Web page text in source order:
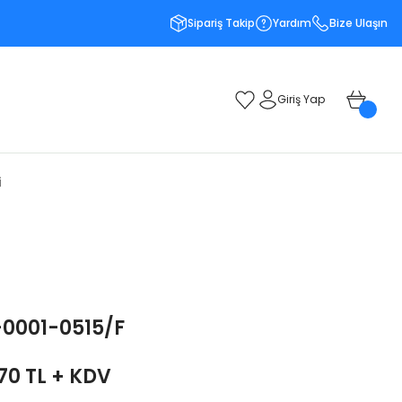
Sipariş Takip Yardım Bize Ulaşın
Giriş Yap
0515/F
TL + KDV